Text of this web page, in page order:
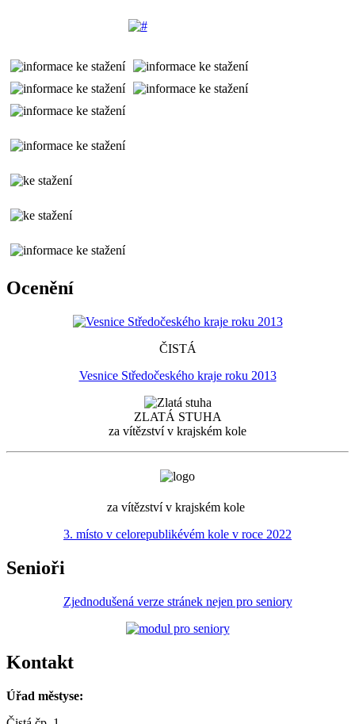
Ocenění
ČISTÁ
Vesnice Středočeského kraje roku 2013
ZLATÁ STUHA
za vítězství v krajském kole
za vítězství v krajském kole
3. místo v celorepublikévém kole v roce 2022
Senioři
Zjednodušená verze stránek nejen pro seniory
Kontakt
Úřad městyse: